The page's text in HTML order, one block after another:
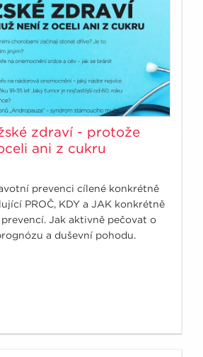
zdraví - protože
ani z cukru
prevenci cílené konkrétně
PROČ, KDY a JAK konkrétně
Jak aktivně pečovat o
a duševní pohodu.